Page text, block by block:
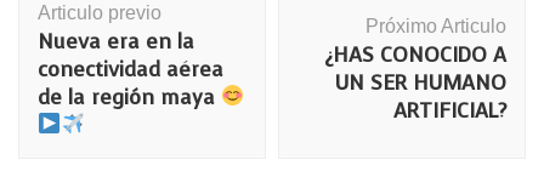
de
publicación
Articulo previo
Nueva era en la
conectividad aérea
de la región maya
Próximo Articulo
¿HAS CONOCIDO A
UN SER HUMANO
ARTIFICIAL?